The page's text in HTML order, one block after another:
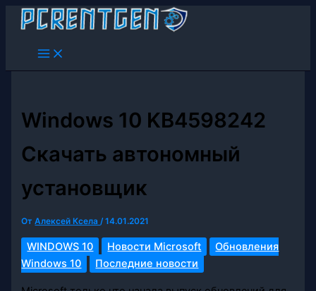
Перейти
содержимому
Windows 10 KB4598242
Скачать автономный
установщик
ОтАлексей Ксела/14.01.2021
WINDOWS 10 Новости Microsoft
Обновления
Windows 10
Последние новости